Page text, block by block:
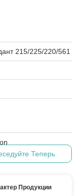
215/225/220/561
Теперь
Продукции